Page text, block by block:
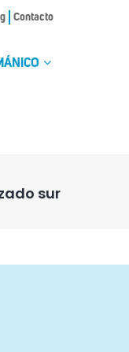
Contacto
sur